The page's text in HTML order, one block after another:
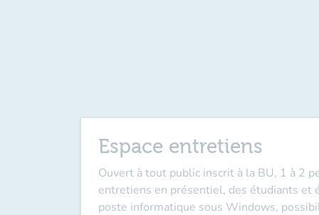
Espace entretiens
Ouvert à tout public inscrit à la BU, 1 à 2
entretiens en présentiel, des étudiants et
poste informatique sous Windows,